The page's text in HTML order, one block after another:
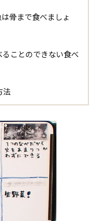
骨まで食べましょ
ことのできない食べ
法